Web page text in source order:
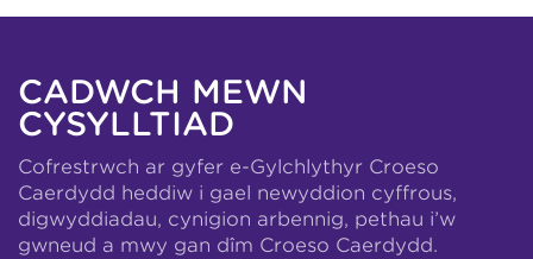
CADWCH MEWN
CYSYLLTIAD
Cofrestrwch ar gyfer e-Gylchlythyr Croeso
Caerdydd heddiw i gael newyddion cyffrous,
digwyddiadau, cynigion arbennig, pethau i’w
gwneud a mwy gan dîm Croeso Caerdydd.